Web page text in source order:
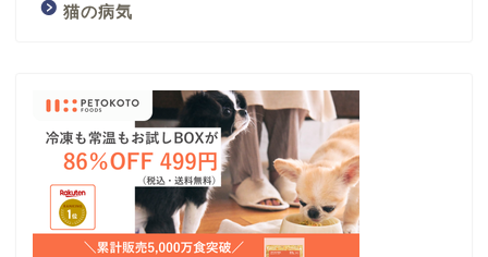
猫の病気